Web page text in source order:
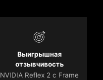
Выигрышная
отзывчивость
NVIDIA Reflex 2 с Frame